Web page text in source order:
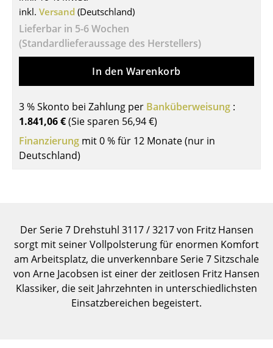
Sekretäre & PC-Tische
Konferenztische
Stehtische & Stehpulte
Gartentische
Servierwagen
Einzelteile
Regale & Schränke
Bücherregale
Wandregale
Sideboards & Kommoden
inkl. Versand (Deutschland)
Lieferbar in 5-6 Wochen
(Standardlieferaussage des Herstellers)
In den Warenkorb
3 % Skonto bei Zahlung per Banküberweisung :
1.841,06 €(Sie sparen 56,94 €)
Finanzierung mit 0 % für 12 Monate (nur in
Deutschland)
Der Serie 7 Drehstuhl 3117 / 3217 von Fritz Hansen
sorgt mit seiner Vollpolsterung für enormen Komfort
am Arbeitsplatz, die unverkennbare Serie 7 Sitzschale
von Arne Jacobsen ist einer der zeitlosen Fritz Hansen
Klassiker, die seit Jahrzehnten in unterschiedlichsten
Einsatzbereichen begeistert.